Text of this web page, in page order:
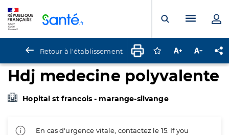
Ouvrir laMenu
Retour à l'établissement Connectez-vous
Augmenter la
Hdj medecine polyvalente
Hopital st francois - marange-silvange
En cas d'urgence vitale, contactez le 15. If you